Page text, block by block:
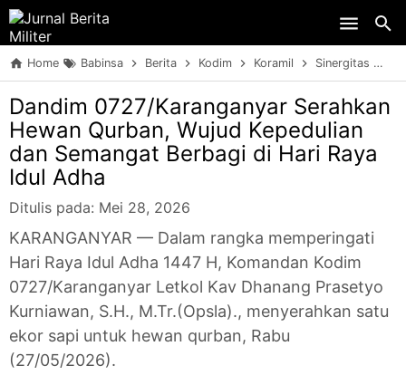
Home Babinsa Berita Kodim Koramil Sinergitas
Dandim 0727/Karanganyar Serahkan
Hewan Qurban, Wujud Kepedulian
dan Semangat Berbagi di Hari Raya
Idul Adha
Ditulis pada: Mei 28, 2026
KARANGANYAR — Dalam rangka memperingati
Hari Raya Idul Adha 1447 H, Komandan Kodim
0727/Karanganyar Letkol Kav Dhanang Prasetyo
Kurniawan, S.H., M.Tr.(Opsla)., menyerahkan satu
ekor sapi untuk hewan qurban, Rabu
(27/05/2026).